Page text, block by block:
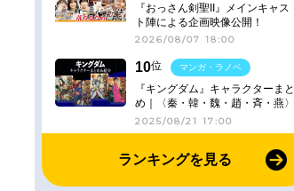
『おっさん剣聖II』メインキャス
ト陣による企画映像公開！
2026/08/07 18:00
10位
『キングダム』キャラクターまと
め｜〈秦・韓・魏・趙・斉・燕〉
2025/08/21 17:00
マンガ・ラノベ
ランキングを見る